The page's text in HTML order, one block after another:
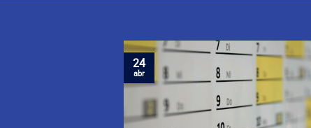
24
abr